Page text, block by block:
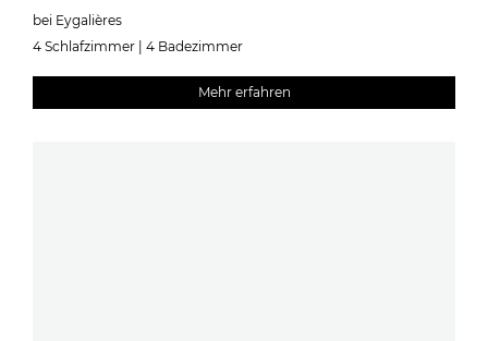
bei Eygalières
4 Schlafzimmer | 4 Badezimmer
Mehr erfahren